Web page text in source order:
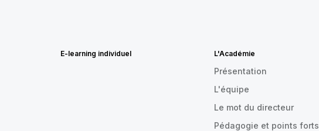
E-learning individuel L'Académie
Présentation
L'équipe
Le mot du directeur
Pédagogie et points forts